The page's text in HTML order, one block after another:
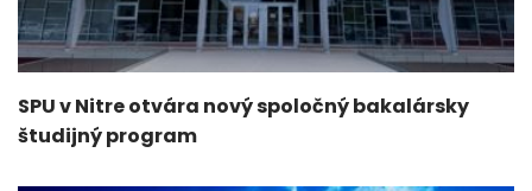
SPU v Nitre otvára nový spoločný bakalársky
študijný program